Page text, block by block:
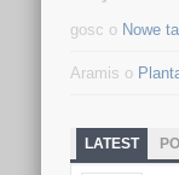
gosc o Nowe
Aramis o
LATEST